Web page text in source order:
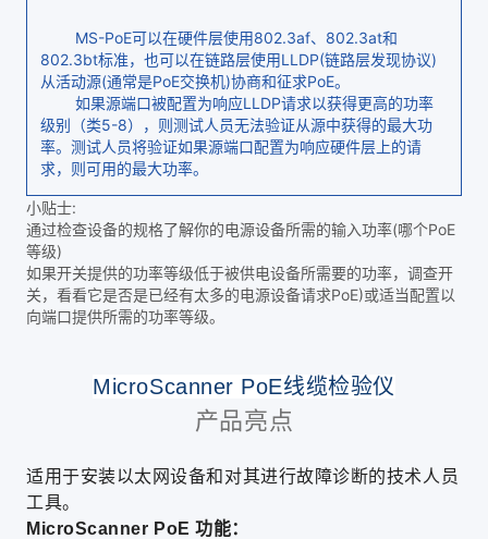
MS-PoE可以在硬件层使用802.3af、802.3at和
802.3bt标准，也可以在链路层使用LLDP(链路层发现协议)
从活动源(通常是PoE交换机)协商和征求PoE。
如果源端口被配置为响应LLDP请求以获得更高的功率
级别（类5-8），则测试人员无法验证从源中获得的最大功
率。测试人员将验证如果源端口配置为响应硬件层上的请
求，则可用的最大功率。
小贴士:
通过检查设备的规格了解你的电源设备所需的输入功率(哪个PoE
等级)
如果开关提供的功率等级低于被供电设备所需要的功率，调查开
关，看看它是否是已经有太多的电源设备请求PoE)或适当配置以
向端口提供所需的功率等级。
MicroScanner PoE线缆检验仪
产品亮点
适用于安装以太网设备和对其进行故障诊断的技术人员
工具。
MicroScanner PoE 功能：